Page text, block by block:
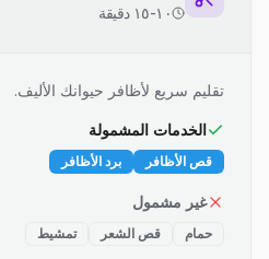
١٠-١٥ دقيقة
تقليم سريع لأظافر حيوانك الأليف.
الخدمات المشمولة
قص الأظافر برد الأظافر
غير مشمول
حمام قص الشعر تمشيط